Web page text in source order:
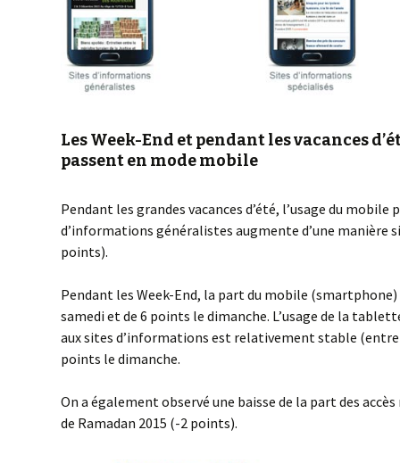
Les Week-End et pendant les vacances
passent en mode mobile
Pendant les grandes vacances d’été, l’usage du mobile
d’informations généralistes augmente d’une manière
points).
Pendant les Week-End, la part du mobile
samedi et de 6 points le dimanche. L’usage de la
aux sites d’informations est relativement stable (entre
points le dimanche.
On a également observé une baisse de la part des
de Ramadan 2015 (-2 points).